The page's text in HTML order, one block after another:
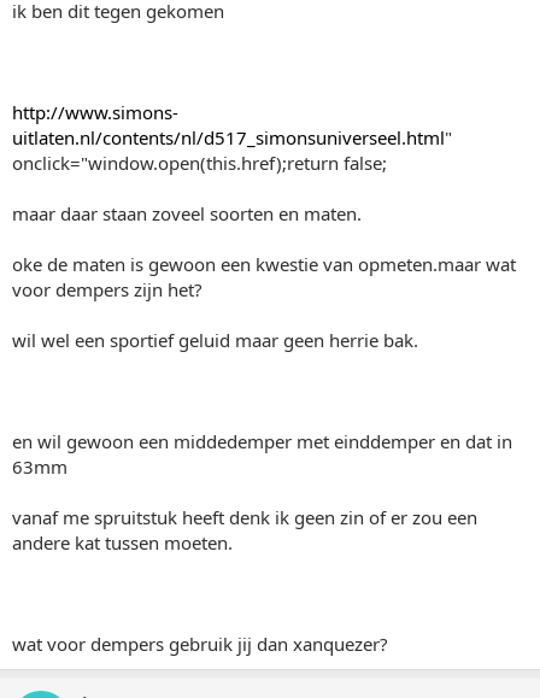
ik ben dit tegen gekomen
http://www.simons-
uitlaten.nl/contents/nl/d517_simonsuniverseel.html"
onclick="window.open(this.href);return false;
maar daar staan zoveel soorten en maten.
oke de maten is gewoon een kwestie van opmeten.maar wat
voor dempers zijn het?
wil wel een sportief geluid maar geen herrie bak.
en wil gewoon een middedemper met einddemper en dat in
63mm
vanaf me spruitstuk heeft denk ik geen zin of er zou een
andere kat tussen moeten.
wat voor dempers gebruik jij dan xanquezer?